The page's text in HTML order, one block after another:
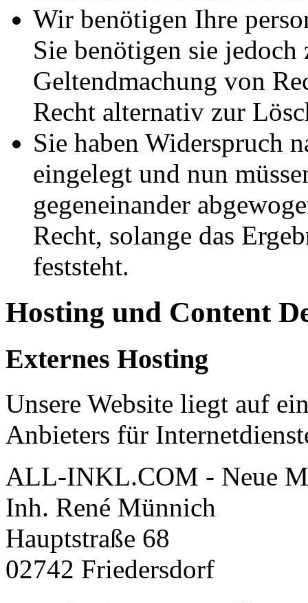
Wir benötigen Ihre
Sie benötigen sie
Geltendmachung von
Recht alternativ zur
Sie haben Widerspruch
eingelegt und nun
gegeneinander
Recht, solange das
feststeht.
Hosting und Content
Externes Hosting
Unsere Website liegt auf
Anbieters für
ALL-INKL.COM - Neue
Inh. René Münnich
Hauptstraße 68
02742 Friedersdorf